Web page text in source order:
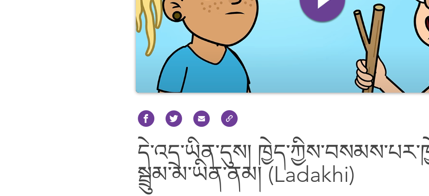
དེ་འདྲ་ཡིན་དུས།
སྦྲུམ་མ་ཡིན་ནམ། (Ladakhi)